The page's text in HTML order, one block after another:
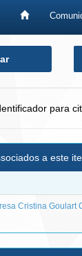
para
a este
Cristina Goulart